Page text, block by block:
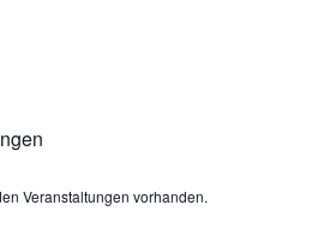
Veranstaltungen vorhanden.